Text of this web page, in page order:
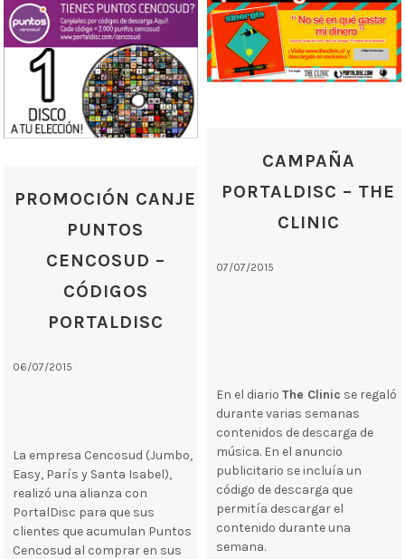
CAMPAÑA
PORTALDISC – THE
CLINIC
07/07/2015
En el diario The Clinic se regaló
durante varias semanas
contenidos de descarga de
música. En el anuncio
publicitario se incluía un
código de descarga que
permitía descargar el
contenido durante una
semana.
PROMOCIÓN CANJE
PUNTOS
CENCOSUD –
CÓDIGOS
PORTALDISC
06/07/2015
La empresa Cencosud (Jumbo,
Easy, París y Santa Isabel),
realizó una alianza con
PortalDisc para que sus
clientes que acumulan Puntos
Cencosud al comprar en sus